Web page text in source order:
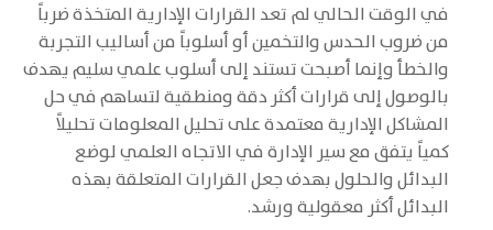
في الوقت الحالي لم تعد القرارات الإدارية المتخذة ضرباً
من ضروب الحدس والتخمين أو أسلوباً من أساليب التجربة
والخطأ وإنما أصبحت تستند إلى أسلوب علمي سليم يهدف
بالوصول إلى قرارات أكثر دقة ومنطقية لتساهم في حل
المشاكل الإدارية معتمدة على تحليل المعلومات تحليلاً
كمياً يتفق مع سير الإدارة في الاتجاه العلمي لوضع
البدائل والحلول بهدف جعل القرارات المتعلقة بهذه
البدائل أكثر معقولية ورشد.